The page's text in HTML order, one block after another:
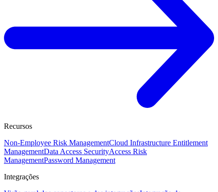
Recursos
Non-Employee Risk ManagementCloud Infrastructure Entitlement
ManagementData Access SecurityAccess Risk
ManagementPassword Management
Integrações